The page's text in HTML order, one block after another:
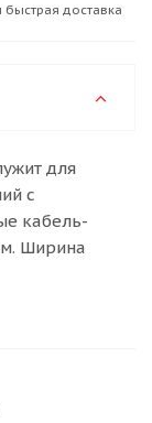
доставка
для
с
кабель-
Ширина